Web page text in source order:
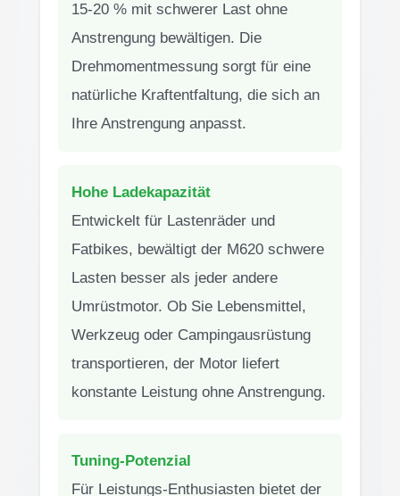
15-20 % mit schwerer Last ohne
Anstrengung bewältigen. Die
Drehmomentmessung sorgt für eine
natürliche Kraftentfaltung, die sich an
Ihre Anstrengung anpasst.
Hohe Ladekapazität
Entwickelt für Lastenräder und
Fatbikes, bewältigt der M620 schwere
Lasten besser als jeder andere
Umrüstmotor. Ob Sie Lebensmittel,
Werkzeug oder Campingausrüstung
transportieren, der Motor liefert
konstante Leistung ohne Anstrengung.
Tuning-Potenzial
Für Leistungs-Enthusiasten bietet der